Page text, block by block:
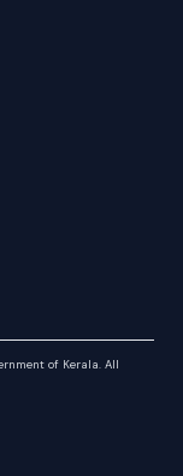
of Kerala. All